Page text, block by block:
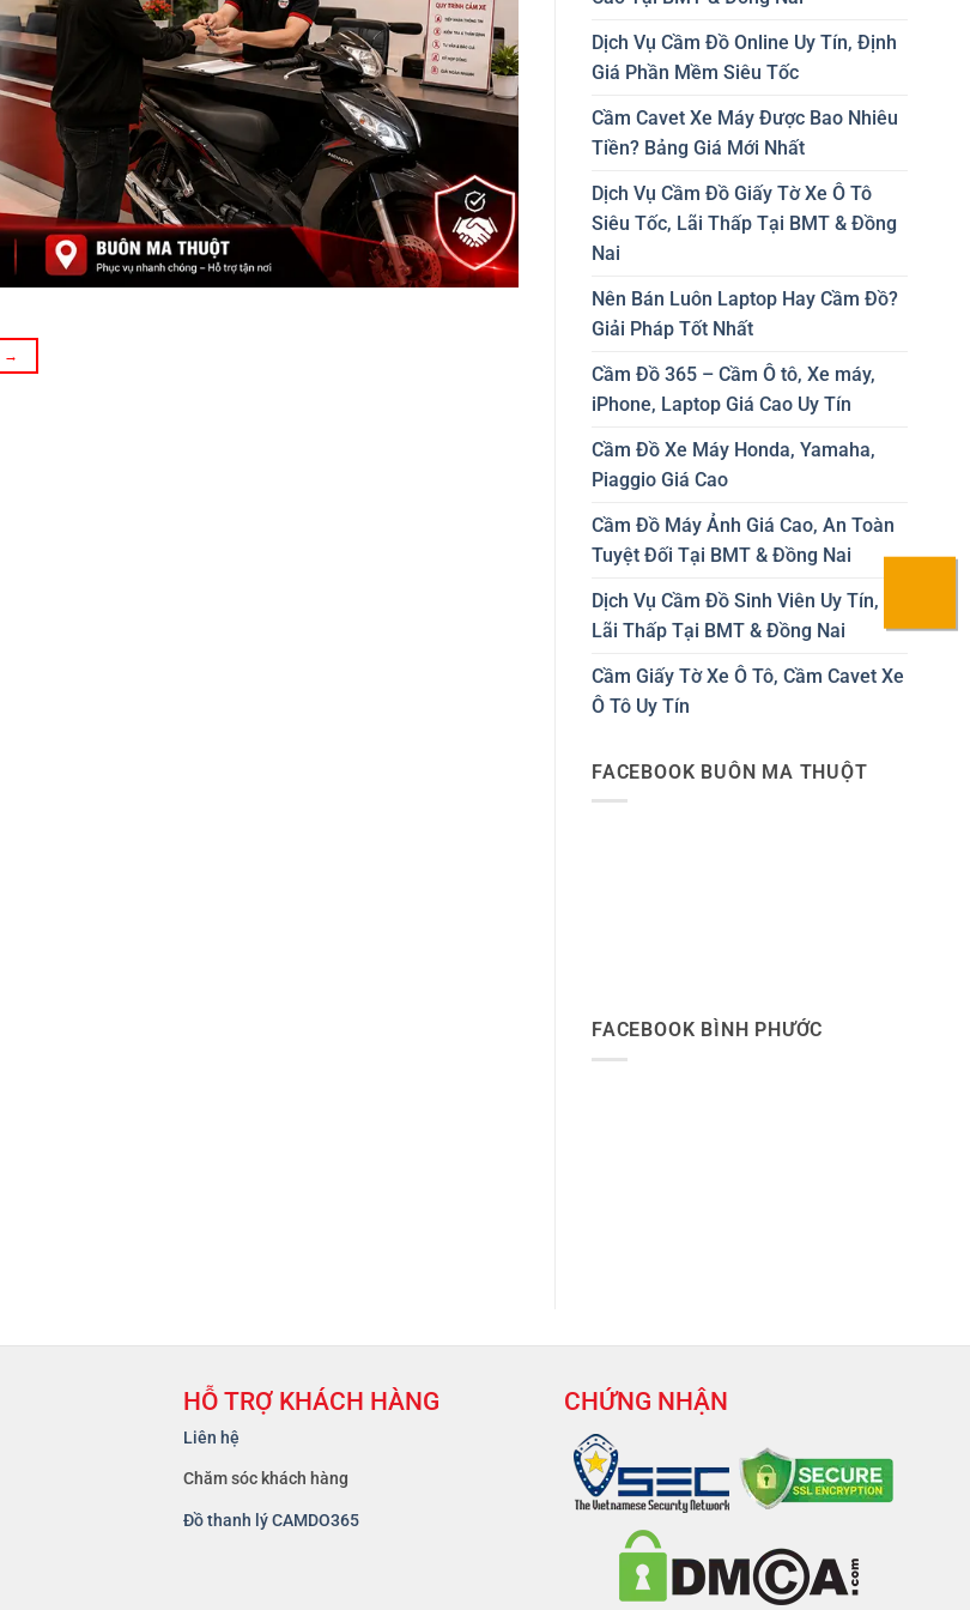
→
Dịch Vụ Cầm Đồ Online Uy Tín, Định
Giá Phần Mềm Siêu Tốc
Cầm Cavet Xe Máy Được Bao Nhiêu
Tiền? Bảng Giá Mới Nhất
Dịch Vụ Cầm Đồ Giấy Tờ Xe Ô Tô
Siêu Tốc, Lãi Thấp Tại BMT & Đồng
Nai
Nên Bán Luôn Laptop Hay Cầm Đồ?
Giải Pháp Tốt Nhất
Cầm Đồ 365 – Cầm Ô tô, Xe máy,
iPhone, Laptop Giá Cao Uy Tín
Cầm Đồ Xe Máy Honda, Yamaha,
Piaggio Giá Cao
Cầm Đồ Máy Ảnh Giá Cao, An Toàn
Tuyệt Đối Tại BMT & Đồng Nai
Dịch Vụ Cầm Đồ Sinh Viên Uy Tín,
Lãi Thấp Tại BMT & Đồng Nai
Cầm Giấy Tờ Xe Ô Tô, Cầm Cavet Xe
Ô Tô Uy Tín
FACEBOOK BUÔN MA THUỘT
FACEBOOK BÌNH PHƯỚC
HỖ TRỢ KHÁCH HÀNG
Liên hệ
Chăm sóc khách hàng
Đồ thanh lý CAMDO365
CHỨNG NHẬN